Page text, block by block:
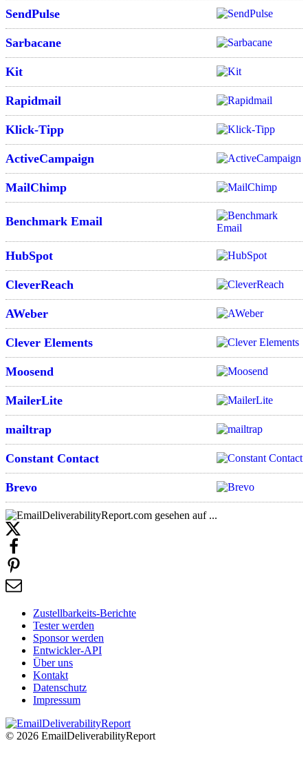
SendPulse
Sarbacane
Kit
Rapidmail
Klick-Tipp
ActiveCampaign
MailChimp
Benchmark Email
HubSpot
CleverReach
AWeber
Clever Elements
Moosend
MailerLite
mailtrap
Constant Contact
Brevo
Zustellbarkeits-Berichte
Tester werden
Sponsor werden
Entwickler-API
Über uns
Kontakt
Datenschutz
Impressum
© 2026 EmailDeliverabilityReport